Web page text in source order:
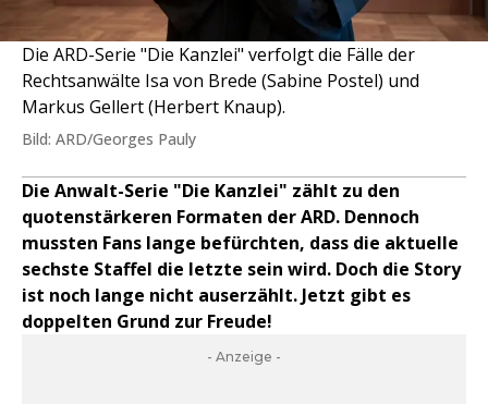
Die ARD-Serie "Die Kanzlei" verfolgt die Fälle der
Rechtsanwälte Isa von Brede (Sabine Postel) und
Markus Gellert (Herbert Knaup).
Bild: ARD/Georges Pauly
Die Anwalt-Serie "Die Kanzlei" zählt zu den
quotenstärkeren Formaten der ARD. Dennoch
mussten Fans lange befürchten, dass die aktuelle
sechste Staffel die letzte sein wird. Doch die Story
ist noch lange nicht auserzählt. Jetzt gibt es
doppelten Grund zur Freude!
- Anzeige -